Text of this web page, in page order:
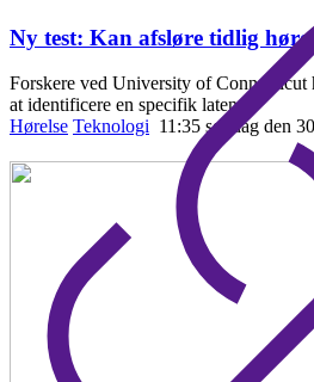
Ny test: Kan afsløre tidlig
Forskere ved University of Connecticut
at identificere en specifik laten
Hørelse Teknologi 11:35 søndag den